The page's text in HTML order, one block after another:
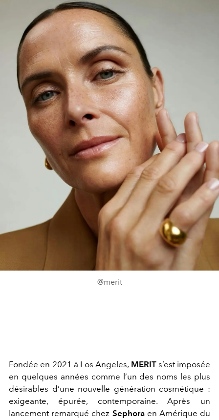
@merit
Fondée en 2021 à Los Angeles, MERITs’est imposée
en quelques années comme l’un des noms les plus
désirables d’une nouvelle génération cosmétique :
exigeante, épurée, contemporaine. Après un
lancement remarqué chez Sephoraen Amérique du